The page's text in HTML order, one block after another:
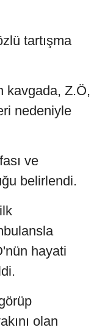
tartışma
kavgada, Z.Ö,
nedeniyle
ve
belirlendi.
hayati
olan